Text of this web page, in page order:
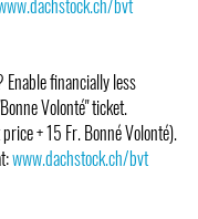
financially less
Volonté" ticket.
+ 15 Fr. Bonné Volonté).
www.dachstock.ch/bvt